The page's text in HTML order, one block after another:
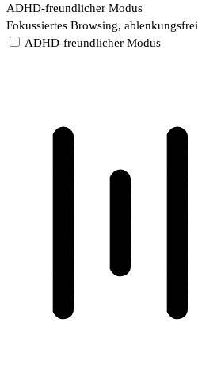
ADHD-freundlicher Modus
Fokussiertes Browsing, ablenkungsfrei
ADHD-freundlicher Modus